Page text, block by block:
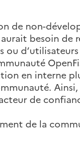
de non-
besoin
ou
en interne
de
de la